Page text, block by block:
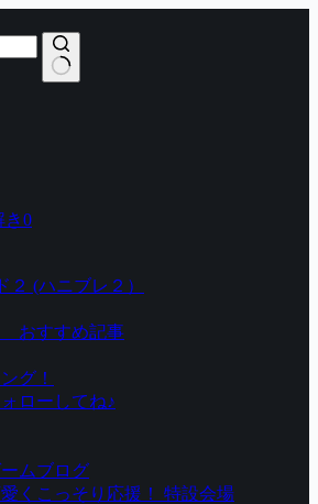
き0
２ (ハニブレ２）
おすすめ記事
グ！
ローしてね♪
ムブログ
くこっそり応援！ 特設会場